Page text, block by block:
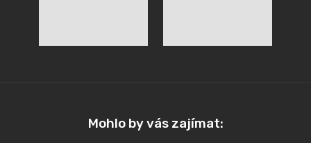
Mohlo by vás zajímat: